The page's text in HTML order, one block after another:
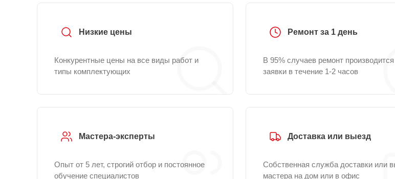
Низкие цены
Конкурентные цены на все виды работ и
типы комплектующих
Ремонт за 1 день
В 95% случаев ремонт
заявки в течение 1-2 часов
Мастера-эксперты
Опыт от 5 лет, строгий отбор и постоянное
обучение специалистов
Доставка или выезд
Собственная служба доставки или
мастера на дом или в офис